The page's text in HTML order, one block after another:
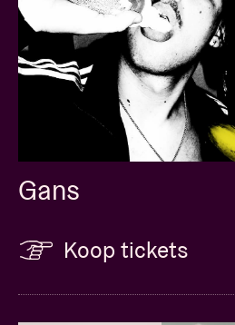
Gans
Koop tickets